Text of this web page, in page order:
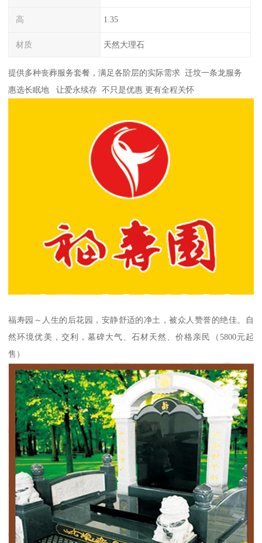
高 1.35
材质 天然大理石
提供多种丧葬服务套餐，满足各阶层的实际需求 迁坟一条龙服务
惠选长眠地 让爱永续存 不只是优惠 更有全程关怀
福寿园～人生的后花园，安静舒适的净土，被众人赞誉的绝佳。自
然环境优美，交利，墓碑大气、石材天然、价格亲民（5800元起
售）